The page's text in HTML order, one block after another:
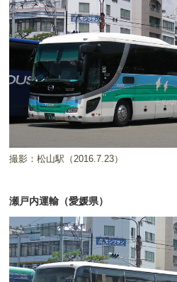
撮影：松山駅（2016.7.23）
瀬戸内運輸（愛媛県）